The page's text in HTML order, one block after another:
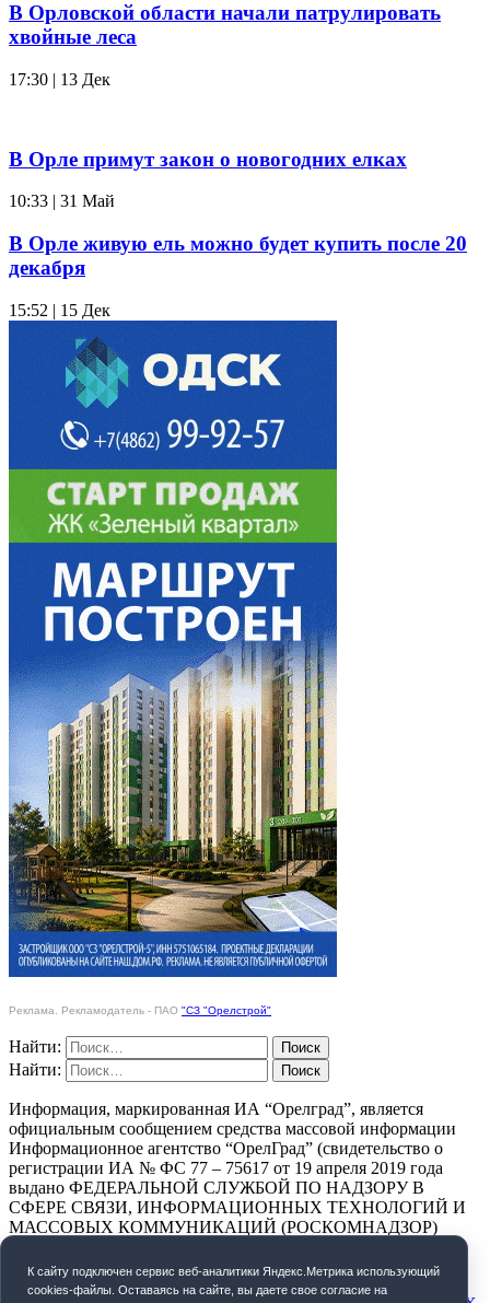
В Орловской области начали патрулировать
хвойные леса
17:30 | 13 Дек
В Орле примут закон о новогодних елках
10:33 | 31 Май
В Орле живую ель можно будет купить после 20
декабря
15:52 | 15 Дек
Реклама. Рекламодатель - ПАО "СЗ "Орелстрой"
Найти:
Найти:
Информация, маркированная ИА “Орелград”, является
официальным сообщением средства массовой информации
Информационное агентство “ОрелГрад” (свидетельство о
регистрации ИА № ФС 77 – 75617 от 19 апреля 2019 года
выдано ФЕДЕРАЛЬНОЙ СЛУЖБОЙ ПО НАДЗОРУ В
СФЕРЕ СВЯЗИ, ИНФОРМАЦИОННЫХ ТЕХНОЛОГИЙ И
МАССОВЫХ КОММУНИКАЦИЙ (РОСКОМНАДЗОР)
ПОЛИТИКА КОНФИДЕНЦИАЛЬНОСТИ
К cайту подключен сервис веб-аналитики Яндекс.Метрика использующий
cookies-файлы. Оставаясь на сайте, вы даете свое согласие на